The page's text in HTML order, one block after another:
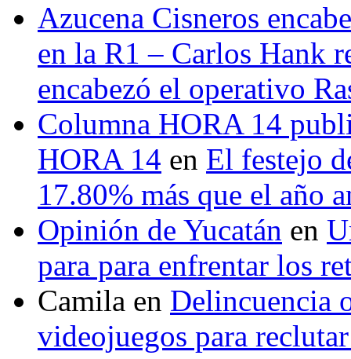
Azucena Cisneros
en la R1 – Carlos Hank
encabezó el operativo
Columna HORA 14
HORA 14 en El festejo
17.80% más que el año
Opinión de Yucatán en
para para enfrentar los
Camila en Delincuencia
videojuegos para